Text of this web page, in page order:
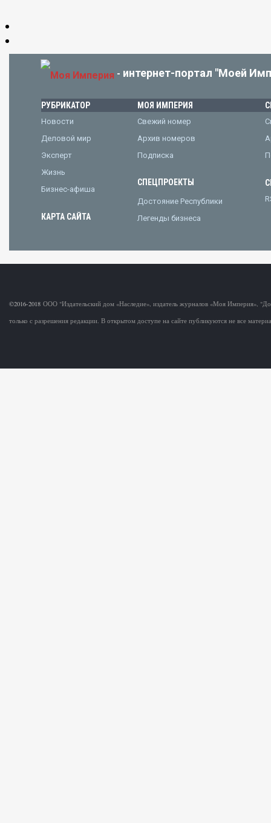
- интернет-портал "Моей
РУБРИКАТОР
Новости
Деловой мир
Эксперт
Жизнь
Бизнес-афиша
КАРТА САЙТА
МОЯ ИМПЕРИЯ
Свежий номер
Архив номеров
Подписка
СПЕЦПРОЕКТЫ
Достояние Республики
Легенды бизнеса
©2016-2018 ООО "Издательский дом «Наследие», издатель журналов «Моя Империя»,
только с разрешения редакции. В открытом доступе на сайте публикуются не все